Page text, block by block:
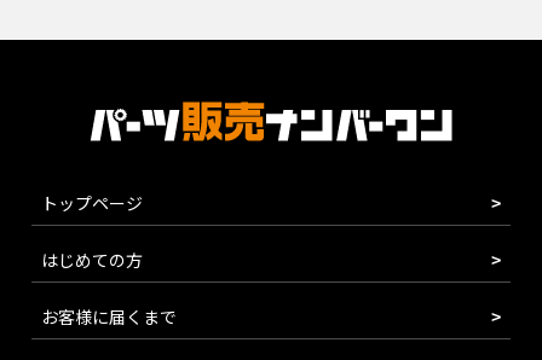
トップページ
はじめての方
お客様に届くまで